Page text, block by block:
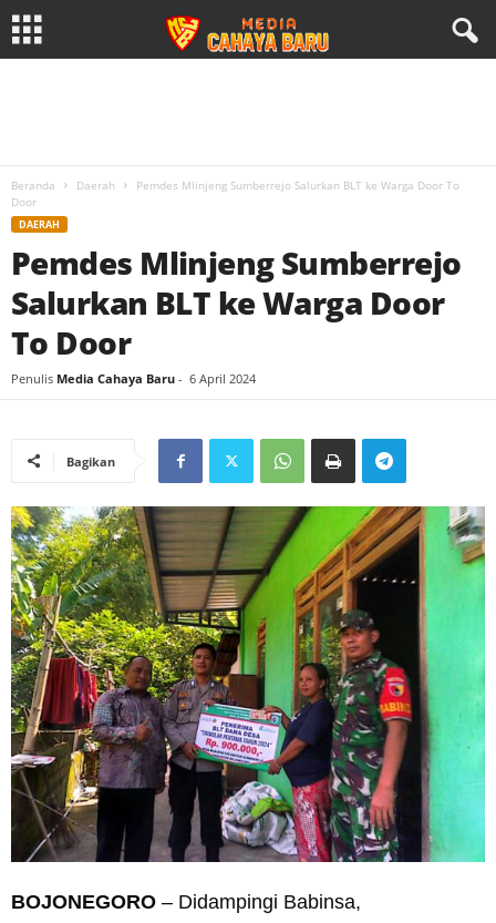
Beranda Daerah
Pemdes Mlinjeng Sumberrejo Salurkan BLT ke Warga Door To
Door
DAERAH
Pemdes Mlinjeng Sumberrejo
Salurkan BLT ke Warga Door
To Door
Penulis Media Cahaya Baru - 6 April 2024
Bagikan
BOJONEGORO – Didampingi Babinsa,